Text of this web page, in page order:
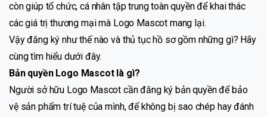
còn giúp tổ chức, cá nhân tập trung toàn quyền để khai thác
các giá trị thương mại mà Logo Mascot mang lại.
Vậy đăng ký như thế nào và thủ tục hồ sơ gồm những gì? Hãy
cùng tìm hiểu dưới đây.
Bản quyền Logo Mascot là gì?
Người sở hữu Logo Mascot cần đăng ký bản quyền để bảo
vệ sản phẩm trí tuệ của mình, để không bị sao chép hay đánh